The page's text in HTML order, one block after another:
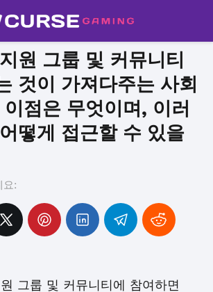
원 그룹 및 커뮤니티
것이 가져다주는 사회
점은 무엇이며, 이러
떻게 접근할 수 있을
요:
그룹 및 커뮤니티에 참여하면